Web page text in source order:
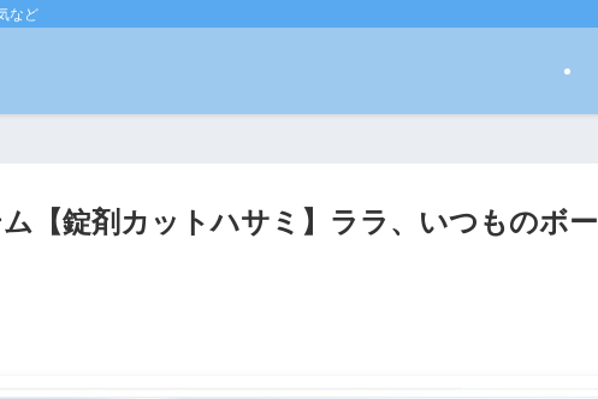
など
【錠剤カットハサミ】ララ、いつものボー